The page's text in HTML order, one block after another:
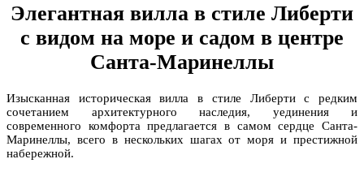
Элегантная вилла в стиле Либерти
с видом на море и садом в центре
Санта-Маринеллы
Изысканная историческая вилла в стиле Либерти с редким
сочетанием архитектурного наследия, уединения и
современного комфорта предлагается в самом сердце Санта-
Маринеллы, всего в нескольких шагах от моря и престижной
набережной.